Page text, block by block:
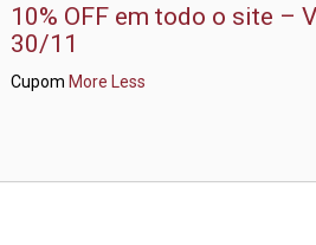
10% OFF em todo o site –
30/11
Cupom More Less